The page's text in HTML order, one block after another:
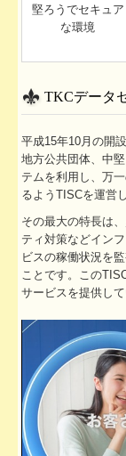
堅ろうでセキュア
な環境
TKCデータ
平成15年10月の開
地方公共団体、中
テムを利用し、万
るようTISCを運営
その最大の特長は
ティ対策などイン
ビスの稼働状況を
ことです。この
サービスを提供して